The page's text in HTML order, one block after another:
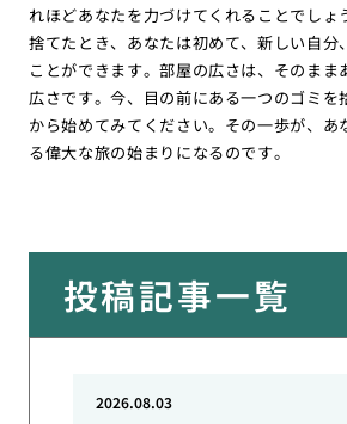
れほどあなたを力づけてくれることでしょ
捨てたとき、あなたは初めて、新しい自分
ことができます。部屋の広さは、そのまま
広さです。今、目の前にある一つのゴミを
から始めてみてください。その一歩が、あ
る偉大な旅の始まりになるのです。
投稿記事一覧
2026.08.03